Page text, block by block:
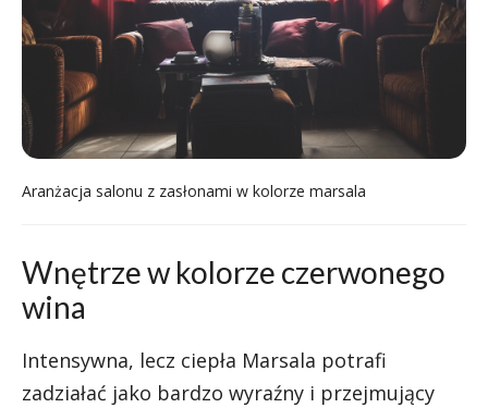
Aranżacja salonu z zasłonami w kolorze marsala
Wnętrze w kolorze czerwonego
wina
Intensywna, lecz ciepła Marsala potrafi
zadziałać jako bardzo wyraźny i przejmujący